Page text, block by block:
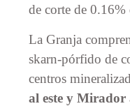
de corte de 0.16%
La Granja
skarn-pórfido de
centros
al este y Mirador